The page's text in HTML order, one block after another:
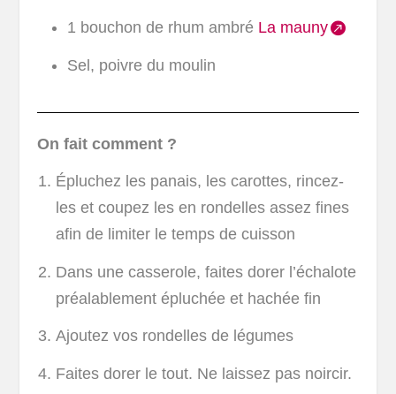
1 bouchon de rhum ambré La mauny
Sel, poivre du moulin
On fait comment ?
Épluchez les panais, les carottes, rincez-
les et coupez les en rondelles assez fines
afin de limiter le temps de cuisson
Dans une casserole, faites dorer l’échalote
préalablement épluchée et hachée fin
Ajoutez vos rondelles de légumes
Faites dorer le tout. Ne laissez pas noircir.